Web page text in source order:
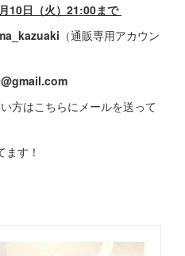
10日（火）21:00まで
（通販専用アカウン
方はこちらにメールを送って
す！